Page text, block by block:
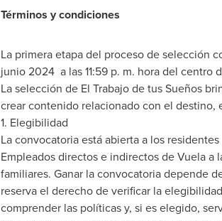
Términos y condiciones
La primera etapa del proceso de selección
junio 2024 a las 11:59 p. m. hora del centro
La selección de El Trabajo de tus Sueños
crear contenido relacionado con el destino,
1. Elegibilidad
La convocatoria está abierta a los
Empleados directos e indirectos de Vuela a
familiares. Ganar la convocatoria depende
reserva el derecho de verificar la
comprender las políticas y, si es elegido,